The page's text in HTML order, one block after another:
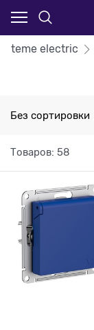
electric
Без сортировки
Товаров: 58